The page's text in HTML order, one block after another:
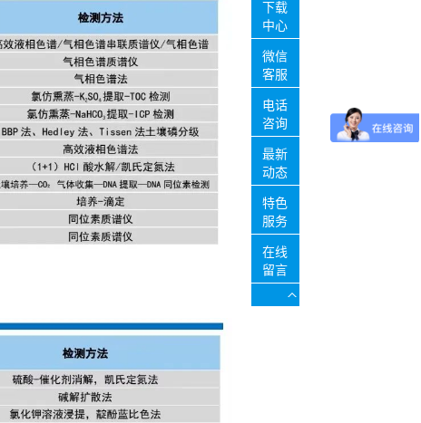
下载
中心
微信
客服
电话
咨询
最新
动态
特色
服务
在线
留言